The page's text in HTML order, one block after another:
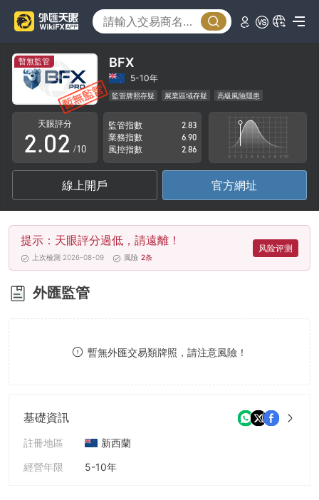
暫無監管 BFX
5-10年
監管牌照存疑 展業區域存疑 高級風險隱患
天眼評分
0
1
2
3
4
5
6
7
8
.0
1
2
3
4
5
6
0
1
2
3
4
5
6
7
8
/10
監管指數
2.83
業務指數
6.90
風控指數
2.86
線上開戶 官方網址
提示：天眼評分過低，請遠離！
上次檢測 2026-08-09 風險 2条
风险评测
外匯監管
暫無外匯交易類牌照，請注意風險！
基礎資訊
註冊地區
新西蘭
經營年限
5-10年